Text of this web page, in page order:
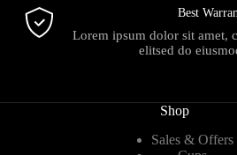
Best
Lorem ipsum dolor sit amet,
elitsed do
Shop
Sales & Offers